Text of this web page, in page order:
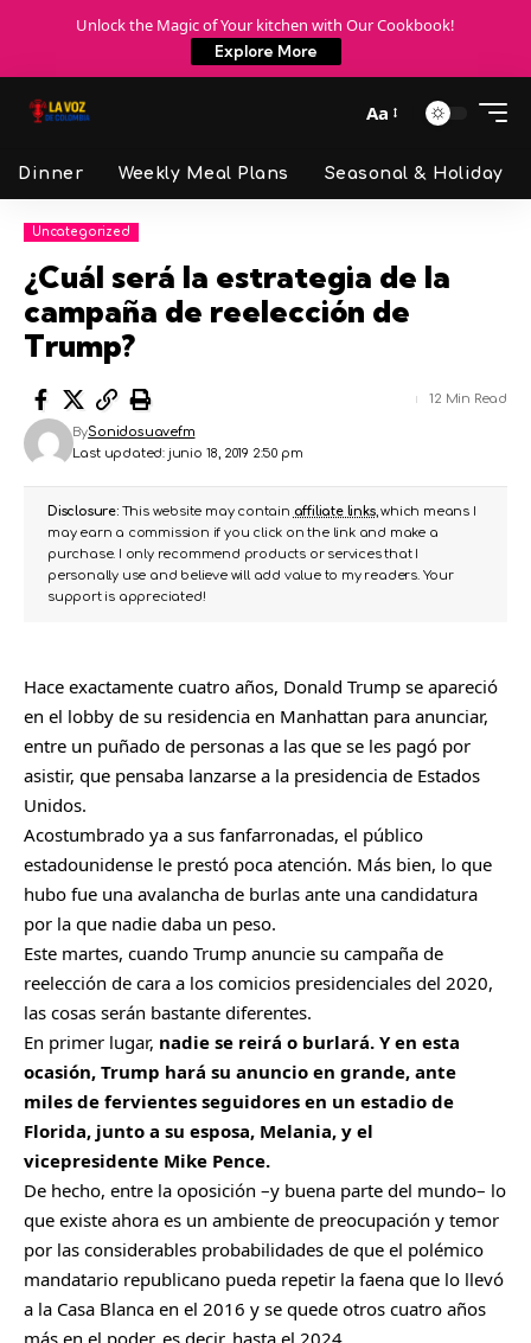
Unlock the Magic of Your kitchen with Our Cookbook!
Explore More
Aa
Dinner Weekly Meal Plans Seasonal & Holiday
Uncategorized
¿Cuál será la estrategia de la
campaña de reelección de
Trump?
Last updated: junio 18, 2019 2:50 pm
BySonidosuavefm
12 Min Read
Disclosure:This website may contain affiliate links, which means I
may earn a commission if you click on the link and make a
purchase. I only recommend products or services that I
personally use and believe will add value to my readers. Your
support is appreciated!
Hace exactamente cuatro años, Donald Trump se apareció
en el lobby de su residencia en Manhattan para anunciar,
entre un puñado de personas a las que se les pagó por
asistir, que pensaba lanzarse a la presidencia de Estados
Unidos.
Acostumbrado ya a sus fanfarronadas, el público
estadounidense le prestó poca atención. Más bien, lo que
hubo fue una avalancha de burlas ante una candidatura
por la que nadie daba un peso.
Este martes, cuando Trump anuncie su campaña de
reelección de cara a los comicios presidenciales del 2020,
las cosas serán bastante diferentes.
En primer lugar, nadie se reirá o burlará. Y en esta
ocasión, Trump hará su anuncio en grande, ante
miles de fervientes seguidores en un estadio de
Florida, junto a su esposa, Melania, y el
vicepresidente Mike Pence.
De hecho, entre la oposición –y buena parte del mundo– lo
que existe ahora es un ambiente de preocupación y temor
por las considerables probabilidades de que el polémico
mandatario republicano pueda repetir la faena que lo llevó
a la Casa Blanca en el 2016 y se quede otros cuatro años
más en el poder, es decir, hasta el 2024.